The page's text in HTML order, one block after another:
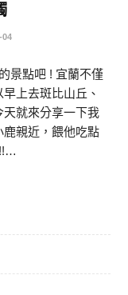
04
景點吧 ! 宜蘭不僅
上去斑比山丘、
天就來分享一下我
親近，餵他吃點